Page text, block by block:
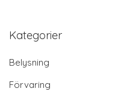
Kategorier
Belysning
Förvaring